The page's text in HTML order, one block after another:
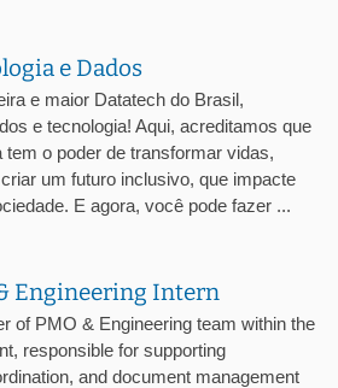
e Dados
e maior Datatech do Brasil,
e tecnologia! Aqui, acreditamos que
tem o poder de transformar vidas,
um futuro inclusivo, que impacte
E agora, você pode fazer ...
Engineering Intern
of PMO & Engineering team within the
responsible for supporting
and document management